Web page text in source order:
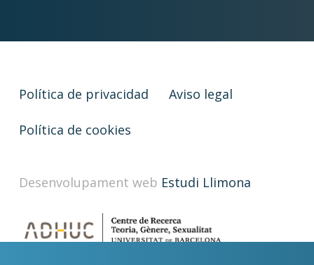
Política de privacidad Aviso legal
Política de cookies
Desenvolupament web Estudi Llimona